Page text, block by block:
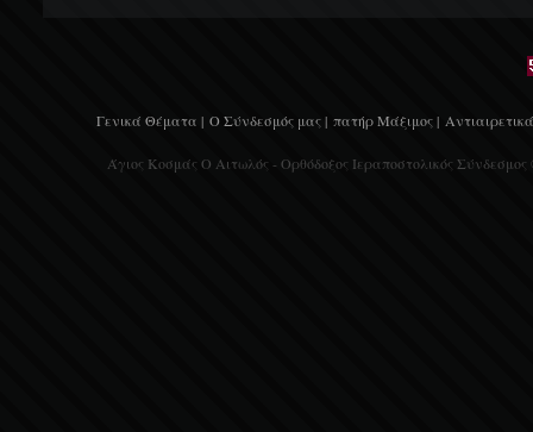
Γενικά Θέματα | Ο Σύνδεσμός μας | πατήρ Μάξιμος |
Άγιος Κοσμάς Ο Αιτωλός - Ορθόδοξος Ιεραποστολικός